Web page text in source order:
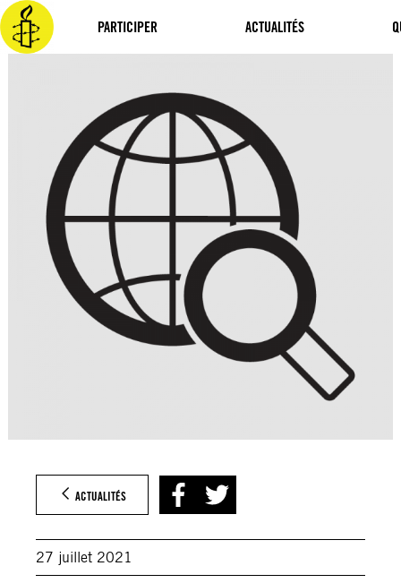
PARTICIPER ACTUALITÉS
Aller
au
contenu
ACTUALITÉS
27 juillet 2021